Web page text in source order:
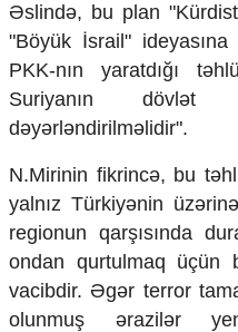
Crossmedia.az - 1 yaş
Siyasət
Məhkəmə və hüquq
Ekologiya
Zəfər - 5
Gənclər və İdman
Hadisə
Sağlamlıq
Sosium
Mənəvi dəyərlər
Texnologiya
Mətbuat-150
Əslində, bu plan
"Böyük İsrail"
PKK-nın yaratdığı
Suriyanın dövlət
dəyərləndirilməlidir".
N.Mirinin fikrincə, bu
yalnız Türkiyənin
regionun qarşısında
ondan qurtulmaq üçün
vacibdir. Əgər terror
olunmuş ərazilər